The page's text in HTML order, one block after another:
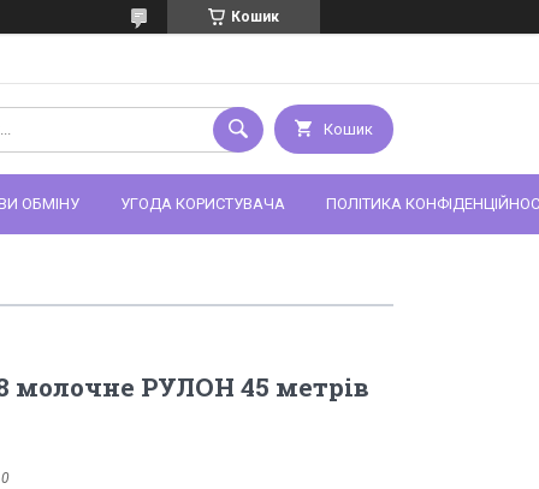
Кошик
Кошик
ОБМІНУ УГОДА КОРИСТУВАЧА ПОЛІТИКА
молочне РУЛОН 45 метрів
0